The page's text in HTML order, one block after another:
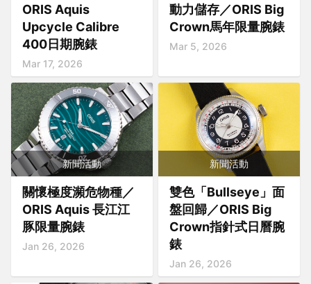
ORIS Aquis
Upcycle Calibre
400日期腕錶
Mar 17, 2026
動力儲存／ORIS Big
Crown馬年限量腕錶
Mar 5, 2026
新聞活動
關懷極度瀕危物種／
ORIS Aquis 長江江
豚限量腕錶
Jan 26, 2026
新聞活動
雙色「Bullseye」面
盤回歸／ORIS Big
Crown指針式日曆腕
錶
Jan 26, 2026